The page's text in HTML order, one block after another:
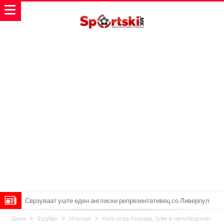
Сврзуваат уште еден англиски репрезентативец со Ливерпул
Замена за Влаховиќ: Напаѓачот на Манчестер доаѓа во Јувентус!
Дома Фудбал Италија Кога игра Кедира, Јуве е непобедлив!